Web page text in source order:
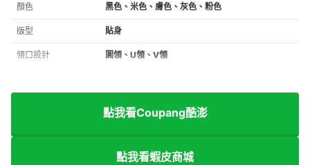
顏色 黑色、米色、膚色、灰色、粉色
版型 貼身
領口設計 圓領、U領、V領
點我看Coupang酷澎
點我看蝦皮商城